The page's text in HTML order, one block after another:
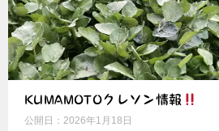
KUMAMOTOクレソン情報
公開日： 2026年1月18日